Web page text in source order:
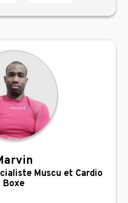
Marvin
Muscu et Cardio
Boxe